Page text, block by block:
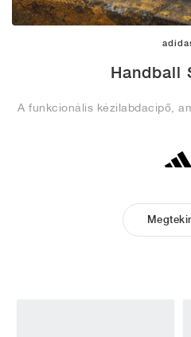
Handball
A funkcionális kézilabdacipő,